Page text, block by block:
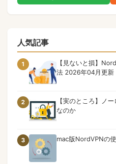
人気記事
1
【見ないと損】
法 2026年04月更新
2
【実のところ】ノ
なのか
3 mac版NordVPNの